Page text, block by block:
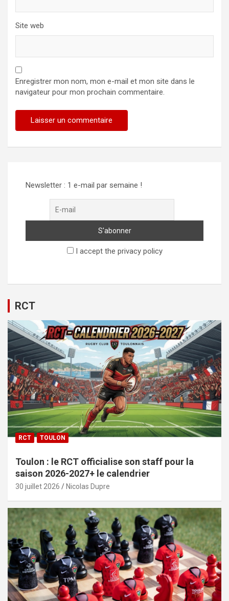
Site web
Enregistrer mon nom, mon e-mail et mon site dans le
navigateur pour mon prochain commentaire.
Newsletter : 1 e-mail par semaine !
I accept the privacy policy
RCT
RCT TOULON
Toulon : le RCT officialise son staff pour la
saison 2026-2027+ le calendrier
30 juillet 2026 Nicolas Dupre